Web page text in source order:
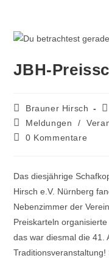
JBH-
Brauner Hirsch
Meldungen
/
0 Kommentare
Das diesjährige
Hirsch e.V. Nürnberg
Nebenzimmer der
Preiskarteln
das war diesmal die 41.